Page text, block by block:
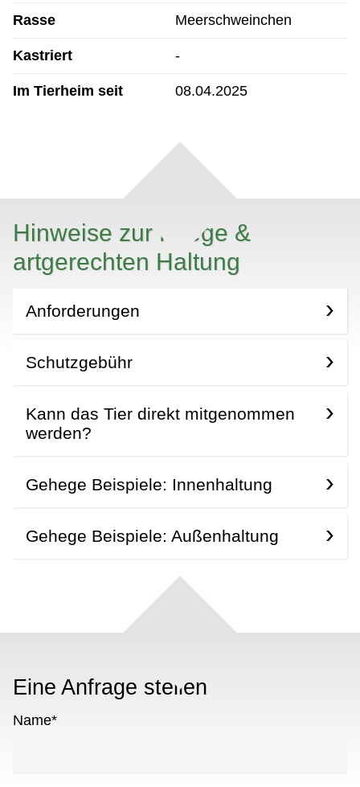
Rasse Meerschweinchen
Kastriert -
Im Tierheim seit 08.04.2025
Hinweise zur Pflege &
artgerechten Haltung
Anforderungen
Schutzgebühr
Kann das Tier direkt mitgenommen
werden?
Gehege Beispiele: Innenhaltung
Gehege Beispiele: Außenhaltung
Eine Anfrage stellen
Name*